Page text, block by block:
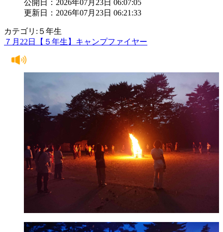
公開日：2026年07月23日 06:07:05
更新日：2026年07月23日 06:21:33
カテゴリ:５年生
７月22日【５年生】キャンプファイヤー